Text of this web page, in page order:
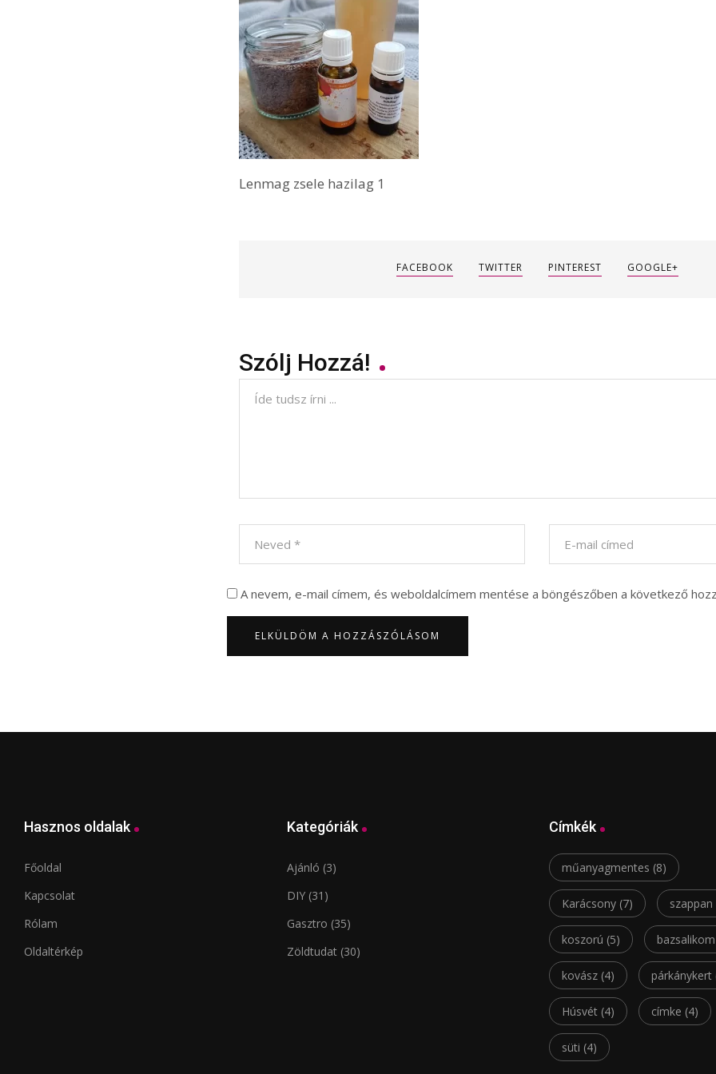
Lenmag zsele hazilag 1
FACEBOOK TWITTER PINTEREST GOOGLE+
Szólj Hozzá!
A nevem, e-mail címem, és weboldalcímem mentése a böngészőben a következő
Hasznos oldalak
Főoldal
Kapcsolat
Rólam
Oldaltérkép
Kategóriák
Ajánló (3)
DIY(31)
Gasztro (35)
Zöldtudat(30)
Címkék
műanyagmentes (8)
Karácsony (7) szappan
koszorú (5) bazsalikom
kovász (4) párkánykert
Húsvét (4) címke (4)
süti (4)